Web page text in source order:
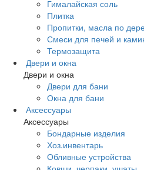
Гималайская соль
Плитка
Пропитки, масла по
Смеси для печей и
Термозащита
Двери и окна
Двери и окна
Двери для бани
Окна для бани
Аксессуары
Аксессуары
Бондарные изделия
Хоз.инвентарь
Обливные устройства